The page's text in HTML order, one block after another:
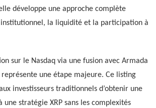
développe une approche complète
la liquidité et la participation à
sur le Nasdaq via une fusion avec Armada
une étape majeure. Ce listing
investisseurs traditionnels d’obtenir une
une stratégie XRP sans les complexités